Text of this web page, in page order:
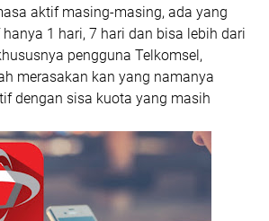
aktif masing-masing, ada yang
1 hari, 7 hari dan bisa lebih dari
pengguna Telkomsel,
merasakan kan yang namanya
dengan sisa kuota yang masih